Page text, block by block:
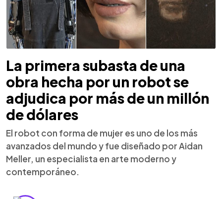
La primera subasta de una
obra hecha por un robot se
adjudica por más de un millón
de dólares
El robot con forma de mujer es uno de los más
avanzados del mundo y fue diseñado por Aidan
Meller, un especialista en arte moderno y
contemporáneo.